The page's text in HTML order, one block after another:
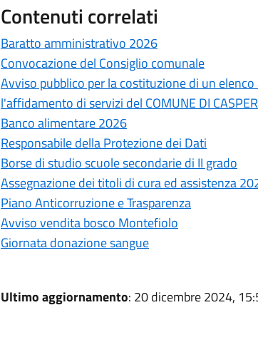
Contenuti correlati
Baratto amministrativo 2026
Convocazione del Consiglio comunale
Avviso pubblico per la costituzione di un elenco
l'affidamento di servizi del COMUNE DI
Banco alimentare 2026
Responsabile della Protezione dei Dati
Borse di studio scuole secondarie di II grado
Assegnazione dei titoli di cura ed assistenza
Piano Anticorruzione e Trasparenza
Avviso vendita bosco Montefiolo
Giornata donazione sangue
Ultimo aggiornamento: 20 dicembre 2024,